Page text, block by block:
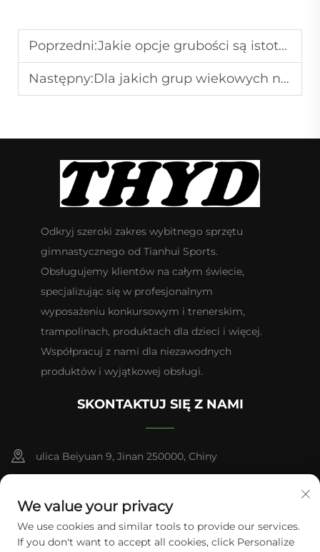
Poprzedni:Jakie opcje grubości są istotne przy wyborze materaców gimnastycznych dla klubów?
Następny:Dla jakich grup wiekowych najbardziej odpowiednie są ćwiczenia na drążkach gimnastycznych montowanych na ścianie?
Odkryj szeroki zakres wybitnego sprzętu
gimnastycznego od Tianhui Sports.
Obsługujemy klientów na całym świecie,
specjalizując się w profesjonalnym
wyposażeniu konkursowym i trenerskim,
trampolinach, produktach dla dzieci i więcej.
Współpracuj z nami dla niezawodnych
produktów i wyjątkowej obsługi.
SKONTAKTUJ SIĘ Z NAMI
ulica Beiyuan 9, Jinan 250000, Chiny
[email protected]
We value your privacy
We use cookies and similar tools to provide our services.
If you don't want to accept all cookies, click Personalize